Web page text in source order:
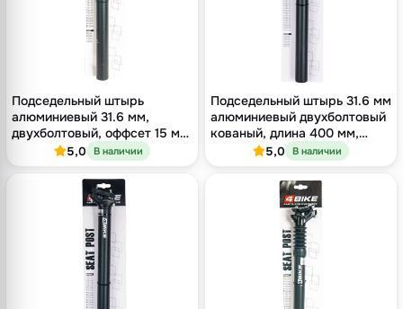
Подседельный штырь
алюминиевый 31.6 мм,
двухболтовый, оффсет 15 мм,
длина 400 мм
5,0 В наличии
Подседельный штырь 31.6 мм
алюминиевый двухболтовый
кованый, длина 400 мм,
оффсет 9 мм, чёрный
5,0 В наличии